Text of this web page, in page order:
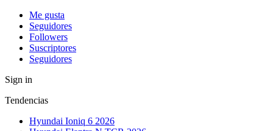
Me gusta
Seguidores
Followers
Suscriptores
Seguidores
Sign in
Tendencias
Hyundai Ioniq 6 2026